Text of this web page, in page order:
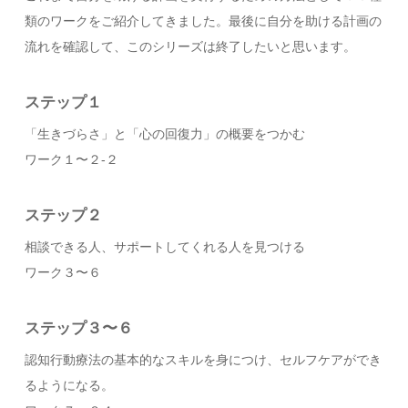
類のワークをご紹介してきました。最後に自分を助ける計画の
流れを確認して、このシリーズは終了したいと思います。
ステップ１
「生きづらさ」と「心の回復力」の概要をつかむ
ワーク１〜２-２
ステップ２
相談できる人、サポートしてくれる人を見つける
ワーク３〜６
ステップ３〜６
認知行動療法の基本的なスキルを身につけ、セルフケアができ
るようになる。